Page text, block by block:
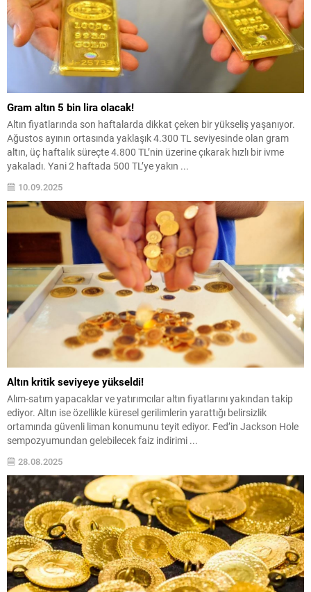
Gram altın 5 bin lira olacak!
Altın fiyatlarında son haftalarda dikkat çeken bir yükseliş yaşanıyor.
Ağustos ayının ortasında yaklaşık 4.300 TL seviyesinde olan gram
altın, üç haftalık süreçte 4.800 TL’nin üzerine çıkarak hızlı bir ivme
yakaladı. Yani 2 haftada 500 TL’ye yakın ...
10.09.2025
Altın kritik seviyeye yükseldi!
Alım-satım yapacaklar ve yatırımcılar altın fiyatlarını yakından takip
ediyor. Altın ise özellikle küresel gerilimlerin yarattığı belirsizlik
ortamında güvenli liman konumunu teyit ediyor. Fed’in Jackson Hole
sempozyumundan gelebilecek faiz indirimi ...
28.08.2025